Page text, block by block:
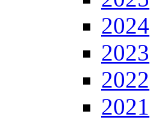
2024
2023
2022
2021